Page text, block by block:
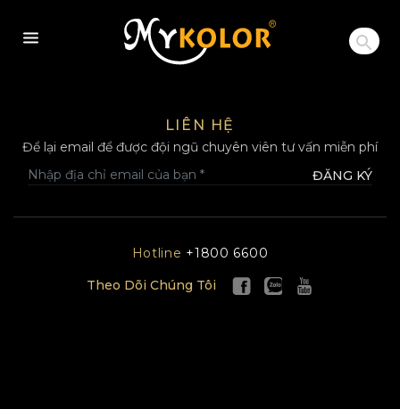
MYKOLOR
LIÊN HỆ
Để lại email để được đội ngũ chuyên viên tư vấn miễn phí
ĐĂNG KÝ
Hotline +1800 6600
Theo Dõi Chúng Tôi